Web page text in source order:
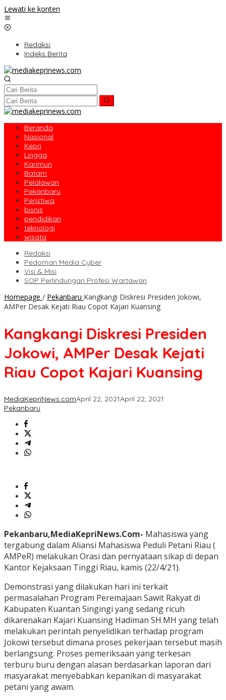
Lewati ke konten
Redaksi
Indeks Berita
Beranda
Nasional
Kepri
Lingga
Karimun
Batam
Pelalawan
Pekanbaru
Peristiwa
bisnis
pendidikan
teknologi
wisata
Redaksi
Pedoman Media Cyber
Visi & Misi
SOP Perlindungan Profesi Wartawan
Homepage / Pekanbaru Kangkangi Diskresi Presiden Jokowi,
AMPer Desak Kejati Riau Copot Kajari Kuansing
Kangkangi Diskresi Presiden
Jokowi, AMPer Desak Kejati
Riau Copot Kajari Kuansing
MediaKepriNews.comApril 22, 2021April 22, 2021
Pekanbaru
Pekanbaru,MediaKepriNews.Com- Mahasiswa yang
tergabung dalam Aliansi Mahasiswa Peduli Petani Riau (
AMPeR) melakukan Orasi dan pernyataan sikap di depan
Kantor Kejaksaan Tinggi Riau, kamis (22/4/21).
Demonstrasi yang dilakukan hari ini terkait
permasalahan Program Peremajaan Sawit Rakyat di
Kabupaten Kuantan Singingi yang sedang ricuh
dikarenakan Kajari Kuansing Hadiman SH.MH yang telah
melakukan perintah penyelidikan terhadap program
Jokowi tersebut dimana proses pekerjaan tersebut masih
berlangsung. Proses pemeriksaan yang terkesan
terburu buru dengan alasan berdasarkan laporan dari
masyarakat menyebabkan kepanikan di masyarakat
petani yang awam.